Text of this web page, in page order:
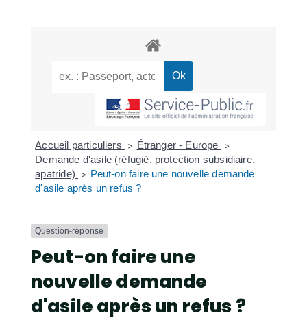
Accueil particuliers > Étranger - Europe >
Demande d'asile (réfugié, protection subsidiaire,
apatride)
> Peut-on faire une nouvelle demande
d'asile après un refus ?
Question-réponse
Peut-on faire une
nouvelle demande
d'asile après un refus ?